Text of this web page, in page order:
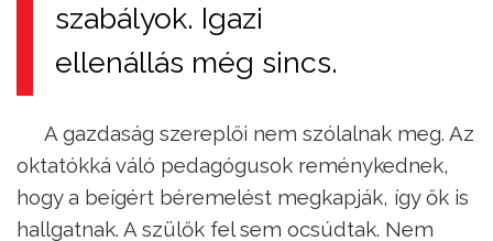
szabályok. Igazi
ellenállás még sincs.
A gazdaság szereplői nem szólalnak meg. Az
oktatókká váló pedagógusok reménykednek,
hogy a beígért béremelést megkapják, így ők is
hallgatnak. A szülők fel sem ocsúdtak. Nem